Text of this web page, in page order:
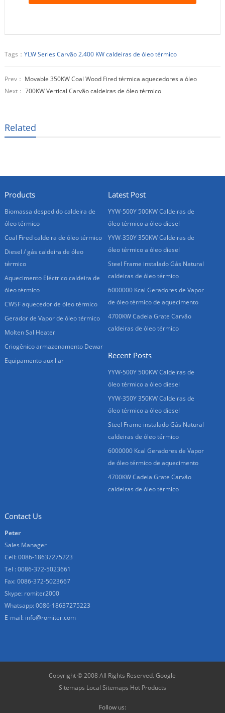
Tags： YLW Series Carvão 2.400 KW caldeiras de óleo térmico
Prev： Movable 350KW Coal Wood Fired térmica aquecedores a óleo
Next： 700KW Vertical Carvão caldeiras de óleo térmico
Related
Products
Biomassa despedido caldeira de
óleo térmico
Coal Fired caldeira de óleo térmico
Diesel / gás caldeira de óleo
térmico
Aquecimento Eléctrico caldeira de
óleo térmico
CWSF aquecedor de óleo térmico
Gerador de Vapor de óleo térmico
Molten Sal Heater
Criogênico armazenamento Dewar
Equipamento auxiliar
Latest Post
YYW-500Y 500KW Caldeiras de
óleo térmico a óleo diesel
YYW-350Y 350KW Caldeiras de
óleo térmico a óleo diesel
Steel Frame instalado Gás Natural
caldeiras de óleo térmico
6000000 Kcal Geradores de Vapor
de óleo térmico de aquecimento
4700KW Cadeia Grate Carvão
caldeiras de óleo térmico
Recent Posts
YYW-500Y 500KW Caldeiras de
óleo térmico a óleo diesel
YYW-350Y 350KW Caldeiras de
óleo térmico a óleo diesel
Steel Frame instalado Gás Natural
caldeiras de óleo térmico
6000000 Kcal Geradores de Vapor
de óleo térmico de aquecimento
4700KW Cadeia Grate Carvão
caldeiras de óleo térmico
Contact Us
Peter
Sales Manager
Cell: 0086-18637275223
Tel : 0086-372-5023661
Fax: 0086-372-5023667
Skype: romiter2000
Whatsapp:0086-18637275223
E-mail: info@romiter.com
Copyright © 2008 All Rights Reserved.Google
Sitemaps Local Sitemaps Hot Products
Follow us: